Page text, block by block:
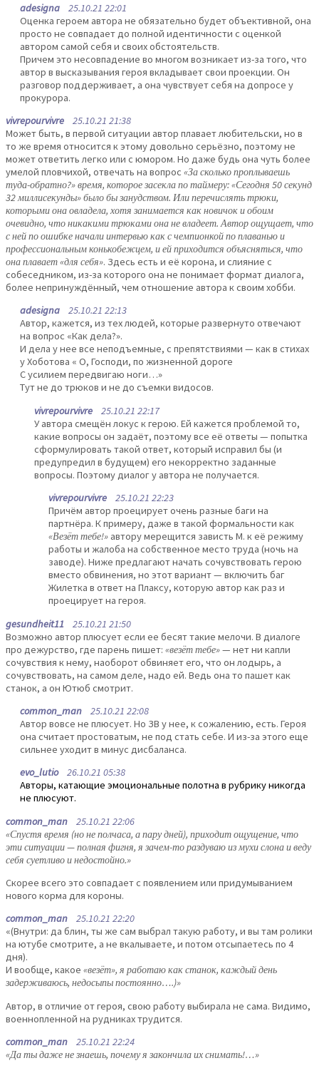
adesigna 25.10.21 22:01
Оценка героем автора не обязательно будет объективной, она
просто не совпадает до полной идентичности с оценкой
автором самой себя и своих обстоятельств.
Причем это несовпадение во многом возникает из-за того, что
автор в высказывания героя вкладывает свои проекции. Он
разговор поддерживает, а она чувствует себя на допросе у
прокурора.
vivrepourvivre 25.10.21 21:38
Может быть, в первой ситуации автор плавает любительски, но в
то же время относится к этому довольно серьёзно, поэтому не
может ответить легко или с юмором. Но даже будь она чуть более
умелой пловчихой, отвечать на вопрос «За сколько проплываешь
туда-обратно?» время, которое засекла по таймеру: «Сегодня 50 секунд
32 миллисекунды» было бы занудством. Или перечислять трюки,
которыми она овладела, хотя занимается как новичок и обоим
очевидно, что никакими трюками она не владеет. Автор ощущает, что
с ней по ошибке начали интервью как с чемпионкой по плаванью и
профессиональным конькобежцем, и ей приходится объясняться, что
она плавает «для себя». Здесь есть и её корона, и слияние с
собеседником, из-за которого она не понимает формат диалога,
более непринуждённый, чем отношение автора к своим хобби.
adesigna 25.10.21 22:13
Автор, кажется, из тех людей, которые развернуто отвечают
на вопрос «Как дела?».
И дела у нее все неподъемные, с препятствиями — как в стихах
у Хоботова « О, Господи, по жизненной дороге
С усилием передвигаю ноги…»
Тут не до трюков и не до съемки видосов.
vivrepourvivre 25.10.21 22:17
У автора смещён локус к герою. Ей кажется проблемой то,
какие вопросы он задаёт, поэтому все её ответы — попытка
сформулировать такой ответ, который исправил бы (и
предупредил в будущем) его некорректно заданные
вопросы. Поэтому диалог у автора не получается.
vivrepourvivre 25.10.21 22:23
Причём автор проецирует очень разные баги на
партнёра. К примеру, даже в такой формальности как
«Везёт тебе!» автору мерещится зависть М. к её режиму
работы и жалоба на собственное место труда (ночь на
заводе). Ниже предлагают начать сочувствовать герою
вместо обвинения, но этот вариант — включить баг
Жилетка в ответ на Плаксу, которую автор как раз и
проецирует на героя.
gesundheit11 25.10.21 21:50
Возможно автор плюсует если ее бесят такие мелочи. В диалоге
про дежурство, где парень пишет: «везёт тебе»— нет ни капли
сочувствия к нему, наоборот обвиняет его, что он лодырь, а
сочувствовать, на самом деле, надо ей. Ведь она то пашет как
станок, а он Ютюб смотрит.
common_man 25.10.21 22:08
Автор вовсе не плюсует. Но ЗВ у нее, к сожалению, есть. Героя
она считает простоватым, не под стать себе. И из-за этого еще
сильнее уходит в минус дисбаланса.
evo_lutio26.10.21 05:38
Авторы, катающие эмоциональные полотна в рубрику никогда
не плюсуют.
common_man 25.10.21 22:06
«Спустя время (но не полчаса, а пару дней), приходит ощущение, что
эти ситуации — полная фигня, я зачем-то раздуваю из мухи слона и веду
себя суетливо и недостойно.»
Скорее всего это совпадает с появлением или придумыванием
нового корма для короны.
common_man 25.10.21 22:20
«(Внутри: да блин, ты же сам выбрал такую работу, и вы там ролики
на ютубе смотрите, а не вкалываете, и потом отсыпаетесь по 4
дня).
И вообще, какое «везёт», я работаю как станок, каждый день
задерживаюсь, недосыпы постоянно….)»
Автор, в отличие от героя, свою работу выбирала не сама. Видимо,
военнопленной на рудниках трудится.
common_man 25.10.21 22:24
«Да ты даже не знаешь, почему я закончила их снимать!…»